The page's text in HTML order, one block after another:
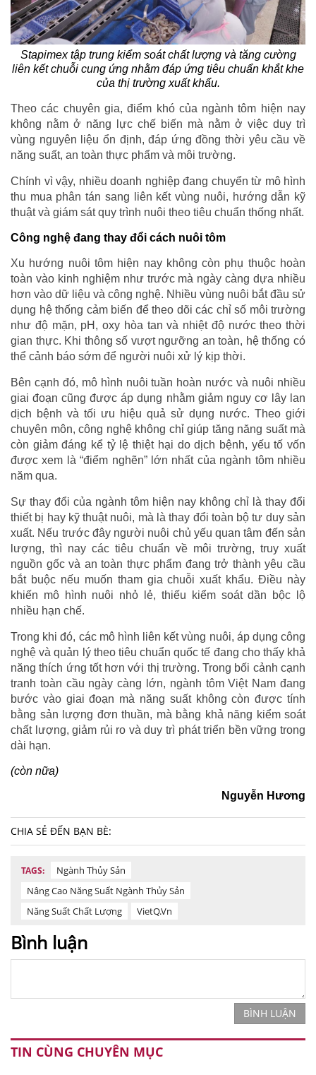
Stapimex tập trung kiểm soát chất lượng và tăng cường
liên kết chuỗi cung ứng nhằm đáp ứng tiêu chuẩn khắt khe
của thị trường xuất khẩu.
Theo các chuyên gia, điểm khó của ngành tôm hiện nay
không nằm ở năng lực chế biến mà nằm ở việc duy trì
vùng nguyên liệu ổn định, đáp ứng đồng thời yêu cầu về
năng suất, an toàn thực phẩm và môi trường.
Chính vì vậy, nhiều doanh nghiệp đang chuyển từ mô hình
thu mua phân tán sang liên kết vùng nuôi, hướng dẫn kỹ
thuật và giám sát quy trình nuôi theo tiêu chuẩn thống nhất.
Công nghệ đang thay đổi cách nuôi tôm
Xu hướng nuôi tôm hiện nay không còn phụ thuộc hoàn
toàn vào kinh nghiệm như trước mà ngày càng dựa nhiều
hơn vào dữ liệu và công nghệ. Nhiều vùng nuôi bắt đầu sử
dụng hệ thống cảm biến để theo dõi các chỉ số môi trường
như độ mặn, pH, oxy hòa tan và nhiệt độ nước theo thời
gian thực. Khi thông số vượt ngưỡng an toàn, hệ thống có
thể cảnh báo sớm để người nuôi xử lý kịp thời.
Bên cạnh đó, mô hình nuôi tuần hoàn nước và nuôi nhiều
giai đoạn cũng được áp dụng nhằm giảm nguy cơ lây lan
dịch bệnh và tối ưu hiệu quả sử dụng nước. Theo giới
chuyên môn, công nghệ không chỉ giúp tăng năng suất mà
còn giảm đáng kể tỷ lệ thiệt hại do dịch bệnh, yếu tố vốn
được xem là “điểm nghẽn” lớn nhất của ngành tôm nhiều
năm qua.
Sự thay đổi của ngành tôm hiện nay không chỉ là thay đổi
thiết bị hay kỹ thuật nuôi, mà là thay đổi toàn bộ tư duy sản
xuất. Nếu trước đây người nuôi chủ yếu quan tâm đến sản
lượng, thì nay các tiêu chuẩn về môi trường, truy xuất
nguồn gốc và an toàn thực phẩm đang trở thành yêu cầu
bắt buộc nếu muốn tham gia chuỗi xuất khẩu. Điều này
khiến mô hình nuôi nhỏ lẻ, thiếu kiểm soát dần bộc lộ
nhiều hạn chế.
Trong khi đó, các mô hình liên kết vùng nuôi, áp dụng công
nghệ và quản lý theo tiêu chuẩn quốc tế đang cho thấy khả
năng thích ứng tốt hơn với thị trường. Trong bối cảnh cạnh
tranh toàn cầu ngày càng lớn, ngành tôm Việt Nam đang
bước vào giai đoạn mà năng suất không còn được tính
bằng sản lượng đơn thuần, mà bằng khả năng kiểm soát
chất lượng, giảm rủi ro và duy trì phát triển bền vững trong
dài hạn.
(còn nữa)
Nguyễn Hương
CHIA SẺ ĐẾN BẠN BÈ:
TAGS:
Ngành Thủy Sản
Nâng Cao Năng Suất Ngành Thủy Sản
Năng Suất Chất Lượng
VietQ.vn
Bình luận
BÌNH LUẬN
TIN CÙNG CHUYÊN MỤC